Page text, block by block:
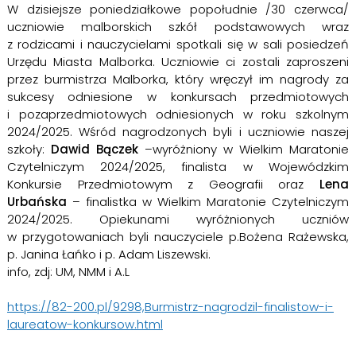
W dzisiejsze poniedziałkowe popołudnie /30 czerwca/
uczniowie malborskich szkół podstawowych wraz
z rodzicami i nauczycielami spotkali się w sali posiedzeń
Urzędu Miasta Malborka. Uczniowie ci zostali zaproszeni
przez burmistrza Malborka, który wręczył im nagrody za
sukcesy odniesione w konkursach przedmiotowych
i pozaprzedmiotowych odniesionych w roku szkolnym
2024/2025. Wśród nagrodzonych byli i uczniowie naszej
szkoły: Dawid Bączek–wyróżniony w Wielkim Maratonie
Czytelniczym 2024/2025, finalista w Wojewódzkim
Konkursie Przedmiotowym z Geografii oraz Lena
Urbańska – finalistka w Wielkim Maratonie Czytelniczym
2024/2025. Opiekunami wyróżnionych uczniów
w przygotowaniach byli nauczyciele p.Bożena Rażewska,
p. Janina Łańko i p. Adam Liszewski.
info, zdj: UM, NMM i A.L
https://82-200.pl/9298,Burmistrz-nagrodzil-finalistow-i-
laureatow-konkursow.html